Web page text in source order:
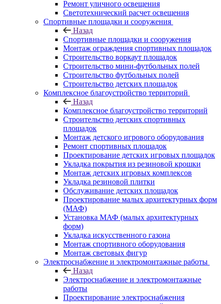
Ремонт уличного освещения
Светотехнический расчет освещения
Спортивные площадки и сооружения
Назад
Спортивные площадки и сооружения
Монтаж ограждения спортивных площадок
Строительство воркаут площадок
Строительство мини-футбольных полей
Строительство футбольных полей
Строительство детских площадок
Комплексное благоустройство территорий
Назад
Комплексное благоустройство территорий
Строительство детских спортивных
площадок
Монтаж детского игрового оборудования
Ремонт спортивных площадок
Проектирование детских игровых площадок
Укладка покрытия из резиновой крошки
Монтаж детских игровых комплексов
Укладка резиновой плитки
Обслуживание детских площадок
Проектирование малых архитектурных форм
(МАФ)
Установка МАФ (малых архитектурных
форм)
Укладка искусственного газона
Монтаж спортивного оборудования
Монтаж световых фигур
Электроснабжение и электромонтажные работы
Назад
Электроснабжение и электромонтажные
работы
Проектирование электроснабжения